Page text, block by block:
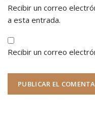
Recibir un correo
a esta entrada.
Recibir un correo